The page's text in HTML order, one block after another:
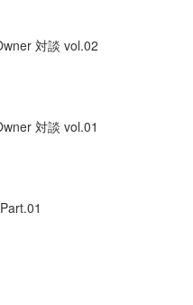
対談 vol.02
対談 vol.01